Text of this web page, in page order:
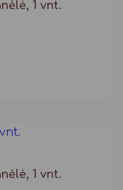
1 vnt.
1 vnt.